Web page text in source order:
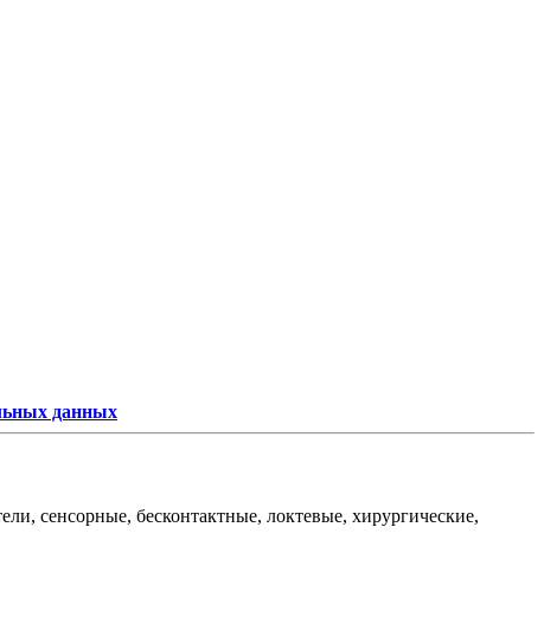
данных
сенсорные, бесконтактные, локтевые, хирургические,